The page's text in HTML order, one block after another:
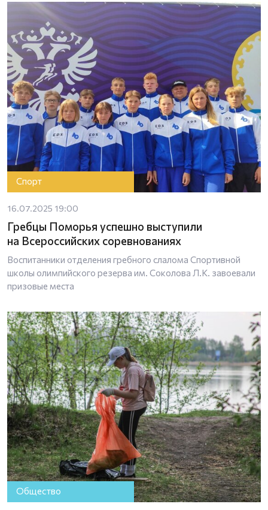
Спорт
16.07.2025 19:00
Гребцы Поморья успешно выступили
на Всероссийских соревнованиях
Воспитанники отделения гребного слалома Спортивной
школы олимпийского резерва им. Соколова Л.К. завоевали
призовые места
Общество